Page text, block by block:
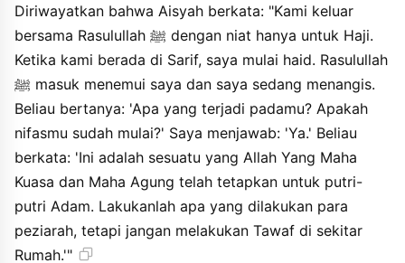
Diriwayatkan bahwa Aisyah berkata: "Kami keluar
bersama Rasulullah ﷺ dengan niat hanya untuk Haji.
Ketika kami berada di Sarif, saya mulai haid. Rasulullah
ﷺ masuk menemui saya dan saya sedang menangis.
Beliau bertanya: 'Apa yang terjadi padamu? Apakah
nifasmu sudah mulai?' Saya menjawab: 'Ya.' Beliau
berkata: 'Ini adalah sesuatu yang Allah Yang Maha
Kuasa dan Maha Agung telah tetapkan untuk putri-
putri Adam. Lakukanlah apa yang dilakukan para
peziarah, tetapi jangan melakukan Tawaf di sekitar
Rumah.'"